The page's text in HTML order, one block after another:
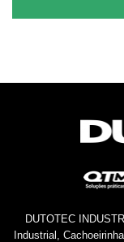
DUTOTEC
Industrial,